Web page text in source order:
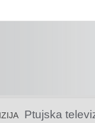
Ptujska